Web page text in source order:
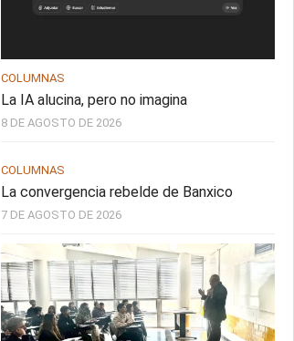
COLUMNAS
La IA alucina, pero no imagina
8 DE AGOSTO DE 2026
COLUMNAS
La convergencia rebelde de Banxico
7 DE AGOSTO DE 2026